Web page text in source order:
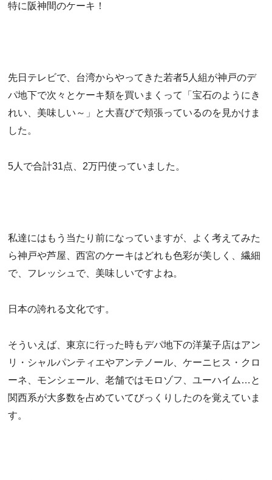
特に阪神間のケーキ！
先日テレビで、台湾からやってきた若者5人組が神戸のデ
パ地下で次々とケーキ類を買いまくって「宝石のようにき
れい、美味しい～」と大喜びで頬張っているのを見かけま
した。
5人で合計31点、2万円使っていました。
私達にはもう当たり前になっていますが、よく考えてみた
ら神戸や芦屋、西宮のケーキはどれも色彩が美しく、繊細
で、フレッシュで、美味しいですよね。
日本の誇れる文化です。
そういえば、東京に行った時もデパ地下の洋菓子店はアン
リ・シャルパンティエやアンテノール、ケーニヒス・クロ
ーネ、モンシェール、老舗ではモロゾフ、ユーハイム…と
関西系が大多数を占めていてびっくりしたのを覚えていま
す。